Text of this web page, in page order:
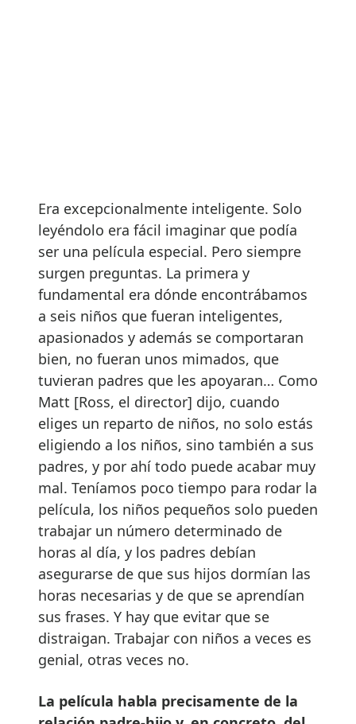
Era excepcionalmente inteligente. Solo
leyéndolo era fácil imaginar que podía
ser una película especial. Pero siempre
surgen preguntas. La primera y
fundamental era dónde encontrábamos
a seis niños que fueran inteligentes,
apasionados y además se comportaran
bien, no fueran unos mimados, que
tuvieran padres que les apoyaran… Como
Matt [Ross, el director] dijo, cuando
eliges un reparto de niños, no solo estás
eligiendo a los niños, sino también a sus
padres, y por ahí todo puede acabar muy
mal. Teníamos poco tiempo para rodar la
película, los niños pequeños solo pueden
trabajar un número determinado de
horas al día, y los padres debían
asegurarse de que sus hijos dormían las
horas necesarias y de que se aprendían
sus frases. Y hay que evitar que se
distraigan. Trabajar con niños a veces es
genial, otras veces no.
La película habla precisamente de la